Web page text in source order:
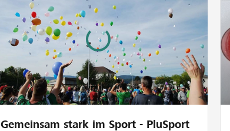
Gemeinsam stark im Sport - PluSport